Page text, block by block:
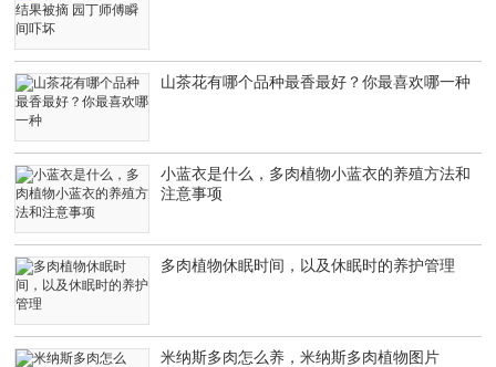
山茶花有哪个品种最香最好？你最喜欢哪一种
小蓝衣是什么，多肉植物小蓝衣的养殖方法和
注意事项
多肉植物休眠时间，以及休眠时的养护管理
米纳斯多肉怎么养，米纳斯多肉植物图片